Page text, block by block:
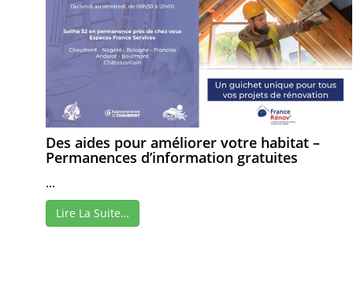
Des aides pour améliorer votre habitat –
Permanences d’information gratuites
...
Lire La Suite…